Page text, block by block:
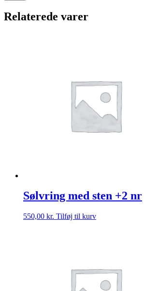
Relaterede varer
Sølvring med sten +2 nr
550,00 kr. Tilføj til kurv